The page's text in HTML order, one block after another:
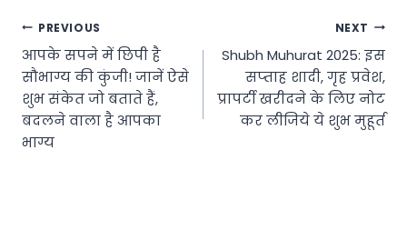
Post
navigation
PREVIOUS
आपके सपने में छिपी है
सौभाग्य की कुंजी! जानें ऐसे
शुभ संकेत जो बताते हैं,
बदलने वाला है आपका
भाग्य
NEXT
Shubh Muhurat 2025: इस
सप्‍ताह शादी, गृह प्रवेश,
प्रापर्टी खरीदने के लिए नोट
कर लीजिये ये शुभ मुहूर्त